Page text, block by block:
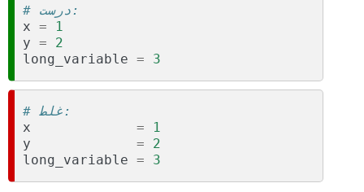
# درست:
x =
1
y =
2
long_variable = 3
# غلط:
x
=
1
y
=
2
long_variable = 3